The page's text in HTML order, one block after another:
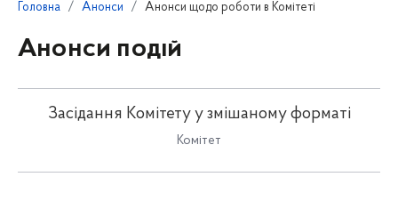
Головна Анонси Анонси щодо роботи в Комітеті
Анонси подій
Засідання Комітету у змішаному форматі
Комітет